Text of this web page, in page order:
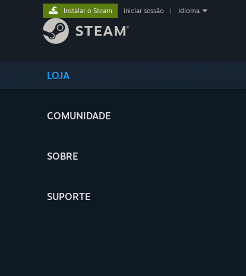
LOJA
COMUNIDADE
SOBRE
SUPORTE
Instalar o Steam iniciar sessão Idioma